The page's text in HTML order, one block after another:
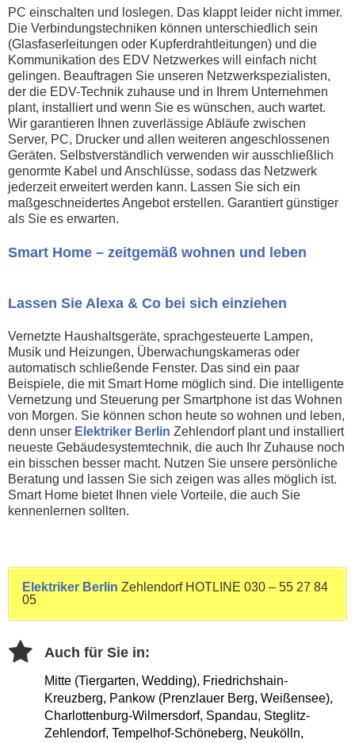
PC einschalten und loslegen. Das klappt leider nicht immer.
Die Verbindungstechniken können unterschiedlich sein
(Glasfaserleitungen oder Kupferdrahtleitungen) und die
Kommunikation des EDV Netzwerkes will einfach nicht
gelingen. Beauftragen Sie unseren Netzwerkspezialisten,
der die EDV-Technik zuhause und in Ihrem Unternehmen
plant, installiert und wenn Sie es wünschen, auch wartet.
Wir garantieren Ihnen zuverlässige Abläufe zwischen
Server, PC, Drucker und allen weiteren angeschlossenen
Geräten. Selbstverständlich verwenden wir ausschließlich
genormte Kabel und Anschlüsse, sodass das Netzwerk
jederzeit erweitert werden kann. Lassen Sie sich ein
maßgeschneidertes Angebot erstellen. Garantiert günstiger
als Sie es erwarten.
Smart Home – zeitgemäß wohnen und leben
Lassen Sie Alexa & Co bei sich einziehen
Vernetzte Haushaltsgeräte, sprachgesteuerte Lampen,
Musik und Heizungen, Überwachungskameras oder
automatisch schließende Fenster. Das sind ein paar
Beispiele, die mit Smart Home möglich sind. Die intelligente
Vernetzung und Steuerung per Smartphone ist das Wohnen
von Morgen. Sie können schon heute so wohnen und leben,
denn unser Elektriker Berlin Zehlendorf plant und installiert
neueste Gebäudesystemtechnik, die auch Ihr Zuhause noch
ein bisschen besser macht. Nutzen Sie unsere persönliche
Beratung und lassen Sie sich zeigen was alles möglich ist.
Smart Home bietet Ihnen viele Vorteile, die auch Sie
kennenlernen sollten.
Elektriker Berlin Zehlendorf HOTLINE 030 – 55 27 84
05
Auch für Sie in:
Mitte (Tiergarten, Wedding), Friedrichshain-
Kreuzberg, Pankow (Prenzlauer Berg, Weißensee),
Charlottenburg-Wilmersdorf, Spandau, Steglitz-
Zehlendorf, Tempelhof-Schöneberg, Neukölln,